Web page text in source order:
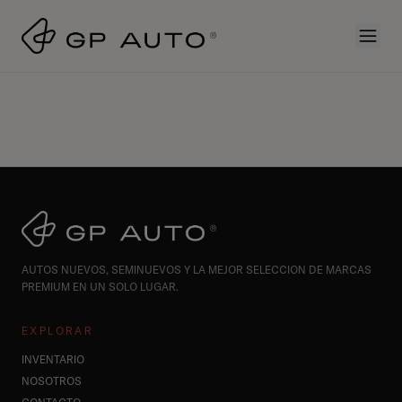
AUTOS NUEVOS, SEMINUEVOS Y LA MEJOR SELECCION DE MARCAS
PREMIUM EN UN SOLO LUGAR.
EXPLORAR
INVENTARIO
NOSOTROS